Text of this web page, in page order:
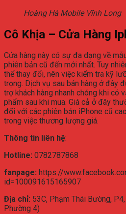
Hoàng Hà Mobile Vĩnh Long
Cô Khịa – Cửa Hàng
Cửa hàng này có sự đa dạng về
phiên bản cũ đến mới nhất. Tuy
thể thay đổi, nên việc kiểm tra kỹ
trọng. Dịch vụ sau bán hàng ở đây
trợ khách hàng nhanh chóng khi có
phẩm sau khi mua. Giá cả ở đây
đối với các phiên bản iPhone cũ
trong việc thương lượng giá.
Thông tin liên hệ:
Hotline: 0782787868
fanpage: https://
id=100091615165907
Địa chỉ: 53C, Phạm Thái Bường,
Phường 4)